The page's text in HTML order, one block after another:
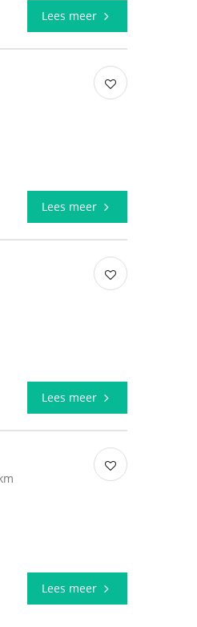
Lees meer
Lees meer
Lees meer
Lees meer